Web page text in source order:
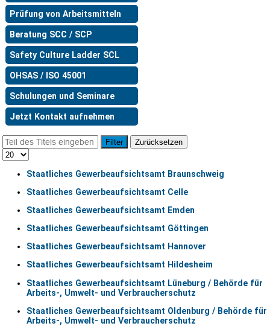
Prüfung von Arbeitsmitteln
Beratung SCC / SCP
Safety Culture Ladder SCL
OHSAS / ISO 45001
Schulungen und Seminare
Jetzt Kontakt aufnehmen
Filter Zurücksetzen
Staatliches Gewerbeaufsichtsamt Braunschweig
Staatliches Gewerbeaufsichtsamt Celle
Staatliches Gewerbeaufsichtsamt Emden
Staatliches Gewerbeaufsichtsamt Göttingen
Staatliches Gewerbeaufsichtsamt Hannover
Staatliches Gewerbeaufsichtsamt Hildesheim
Staatliches Gewerbeaufsichtsamt Lüneburg / Behörde für
Arbeits-, Umwelt- und Verbraucherschutz
Staatliches Gewerbeaufsichtsamt Oldenburg / Behörde für
Arbeits-, Umwelt- und Verbraucherschutz